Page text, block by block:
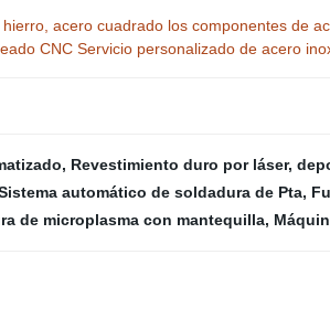
hierro, acero cuadrado los componentes de
CNC Servicio personalizado de acero
, Revestimiento duro por láser,
automático de soldadura de Pta,
de microplasma con mantequilla,